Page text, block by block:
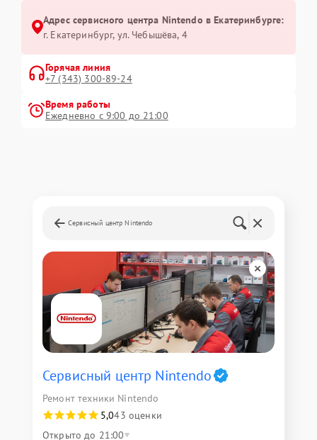
Адрес сервисного центра Nintendo в Екатеринбурге:
г. Екатеринбург, ул. Чебышёва, 4
Горячая линия
+7 (343) 300-89-24
Время работы
Ежедневно с 9:00 до 21:00
Сервисный центр Nintendo
Сервисный центр Nintendo
Ремонт техники Nintendo
5,043 оценки
Открыто до 21:00